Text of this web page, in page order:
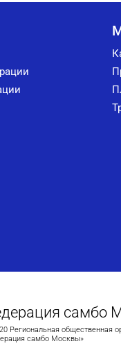
самбо
Региональная общественная
самбо Москвы»